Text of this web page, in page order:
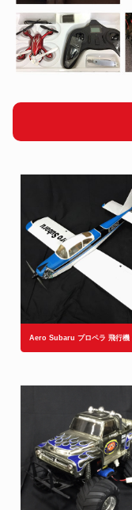
Aero Subaru プロペラ 飛行機